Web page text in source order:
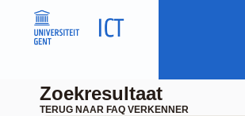
Zoekresultaat
TERUG NAAR FAQ VERKENNER